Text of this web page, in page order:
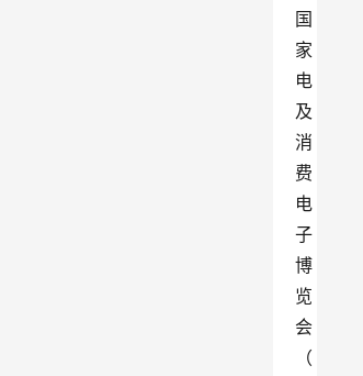
国
家
电
及
消
费
电
子
博
览
会
（